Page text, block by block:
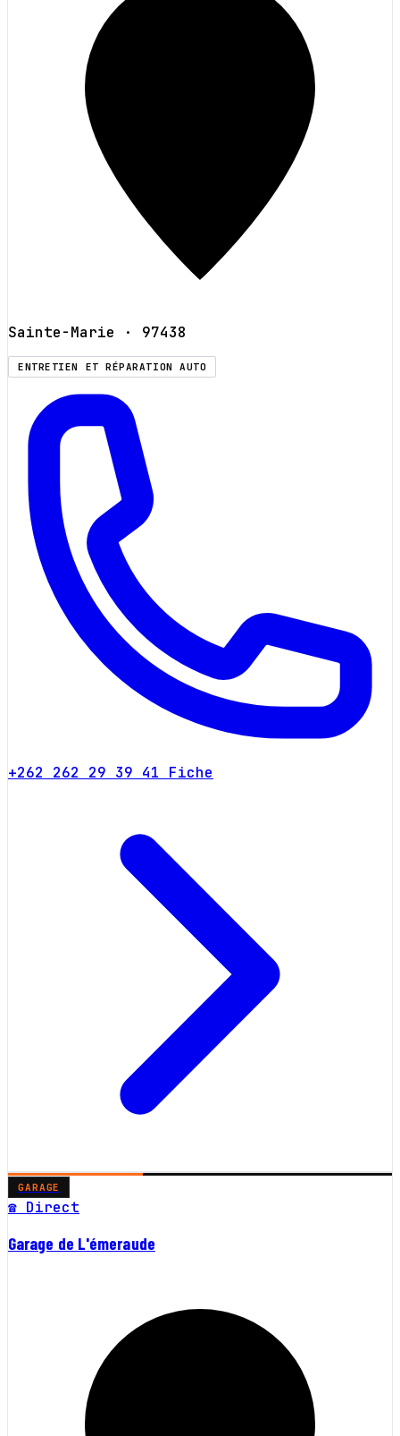
Sainte-Marie · 97438
ENTRETIEN ET RÉPARATION AUTO
+262 262 29 39 41 Fiche
GARAGE
☎ Direct
Garage de L'émeraude